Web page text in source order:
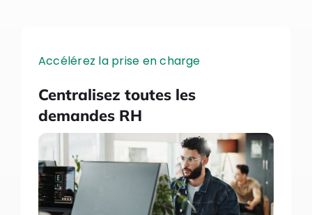
Accélérez la prise en charge
Centralisez toutes les
demandes RH